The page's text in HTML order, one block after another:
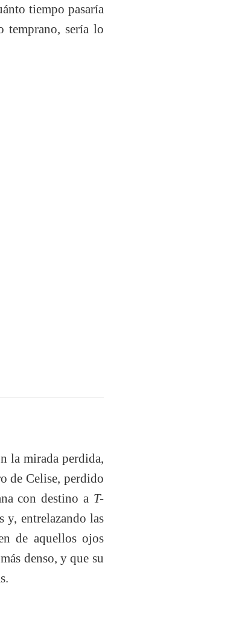
tiempo pasaría
temprano, sería lo
la mirada perdida,
de Celise, perdido
con destino a T-
y, entrelazando las
de aquellos ojos
denso, y que su